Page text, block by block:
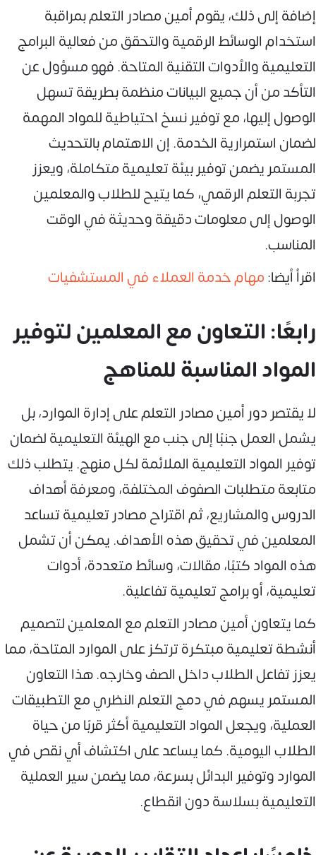
إضافة إلى ذلك، يقوم أمين مصادر التعلم بمراقبة
استخدام الوسائط الرقمية والتحقق من فعالية البرامج
التعليمية والأدوات التقنية المتاحة. فهو مسؤول عن
التأكد من أن جميع البيانات منظمة بطريقة تسهل
الوصول إليها، مع توفير نسخ احتياطية للمواد المهمة
لضمان استمرارية الخدمة. إن الاهتمام بالتحديث
المستمر يضمن توفير بيئة تعليمية متكاملة، ويعزز
تجربة التعلم الرقمي، كما يتيح للطلاب والمعلمين
الوصول إلى معلومات دقيقة وحديثة في الوقت
المناسب.
اقرأ أيضا:مهام خدمة العملاء في المستشفيات
رابعًا: التعاون مع المعلمين لتوفير
المواد المناسبة للمناهج
لا يقتصر دور أمين مصادر التعلم على إدارة الموارد، بل
يشمل العمل جنبًا إلى جنب مع الهيئة التعليمية لضمان
توفير المواد التعليمية الملائمة لكل منهج. يتطلب ذلك
متابعة متطلبات الصفوف المختلفة، ومعرفة أهداف
الدروس والمشاريع، ثم اقتراح مصادر تعليمية تساعد
المعلمين في تحقيق هذه الأهداف. يمكن أن تشمل
هذه المواد كتبًا، مقالات، وسائط متعددة، أدوات
تعليمية، أو برامج تعليمية تفاعلية.
كما يتعاون أمين مصادر التعلم مع المعلمين لتصميم
أنشطة تعليمية مبتكرة ترتكز على الموارد المتاحة، مما
يعزز تفاعل الطلاب داخل الصف وخارجه. هذا التعاون
المستمر يسهم في دمج التعلم النظري مع التطبيقات
العملية، ويجعل المواد التعليمية أكثر قربًا من حياة
الطلاب اليومية. كما يساعد على اكتشاف أي نقص في
الموارد وتوفير البدائل بسرعة، مما يضمن سير العملية
التعليمية بسلاسة دون انقطاع.